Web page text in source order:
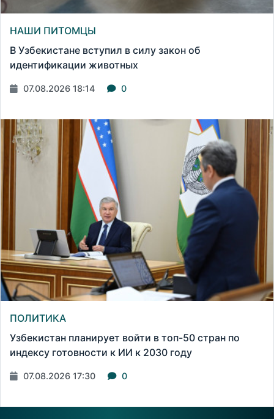
НАШИ ПИТОМЦЫ
В Узбекистане вступил в силу закон об
идентификации животных
07.08.2026 18:14 0
ПОЛИТИКА
Узбекистан планирует войти в топ-50 стран по
индексу готовности к ИИ к 2030 году
07.08.2026 17:30 0